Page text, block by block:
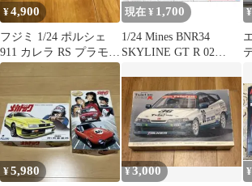
¥4,900
フジミ 1/24 ポルシェ
911 カレラ RS プラモデ
ル
現在 ¥ 1,700
1/24 Mines BNR34
SKYLINE GT R 02
¥
¥5,980 ¥3,000 ¥